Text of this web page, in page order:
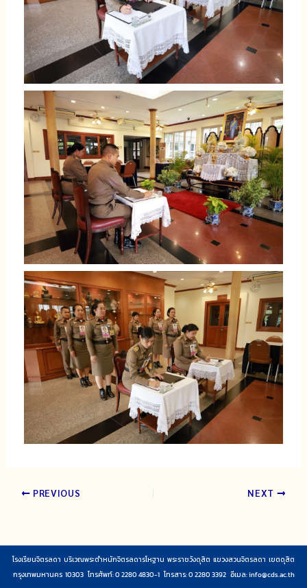
PREVIOUS NEXT
โรงเรียนจิตรลดา บริเวณพระตำหนักจิตรลดารโหฐาน พระราชวังดุสิต แขวงสวนจิตรลดา เขตดุสิต
กรุงเทพมหานคร 10303 โทรศัพท์: 0 2280 4830-1 โทรสาร: 0 2280 3392 อีเมล:info@cds.ac.th